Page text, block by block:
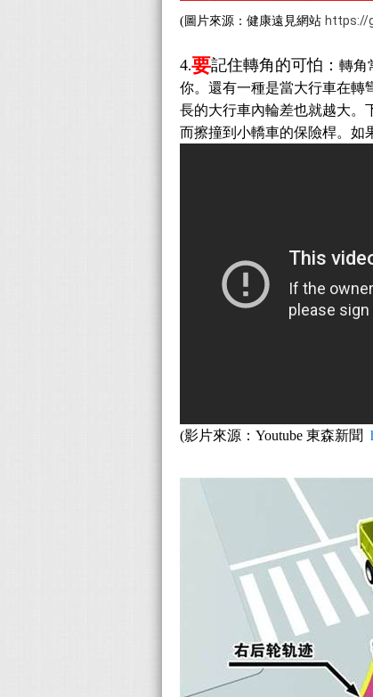
(圖片來源：健康遠見網站 https://
4.要記住轉角的可怕： 轉角
你。還有一種是當大行車在轉
長的大行車內輪差也就越大。
而擦撞到小轎車的保險桿。如
(影片來源：Youtube 東森新聞